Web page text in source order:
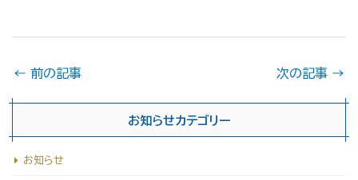
← 前の記事 次の記事 →
お知らせカテゴリー
お知らせ